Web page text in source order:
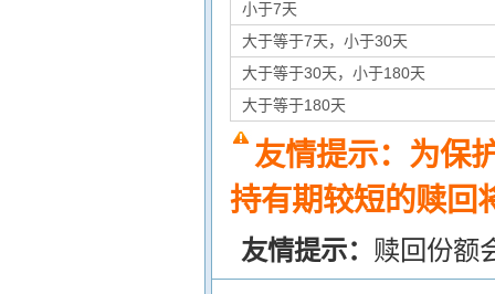
小于7天
大于等于7天，小于30天
大于等于30天，小于180天
大于等于180天
友情提示：为保
持有期较短的赎回
友情提示： 赎回份额